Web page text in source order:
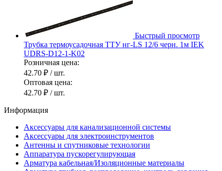
Быстрый просмотр
Трубка термоусадочная ТТУ нг-LS 12/6 черн. 1м IEK
UDRS-D12-1-K02
Розничная цена:
42.70 ₽ / шт.
Оптовая цена:
42.70 ₽ / шт.
Информация
Аксессуары для канализационной системы
Аксессуары для электроинструментов
Антенны и спутниковые технологии
Аппаратура пускорегулирующая
Арматура кабельная/Изоляционные материалы